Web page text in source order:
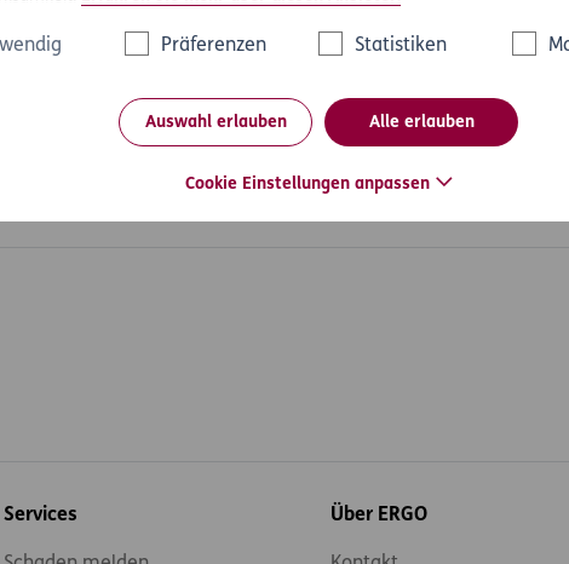
Präferenzen Statistiken
Auswahl erlauben Alle erlauben
Cookie Einstellungen anpassen
darüber zu informieren, dass sie das Fahrzeug in
der Schadensminderungspflicht anzulasten. Die U-
Services Über ERGO